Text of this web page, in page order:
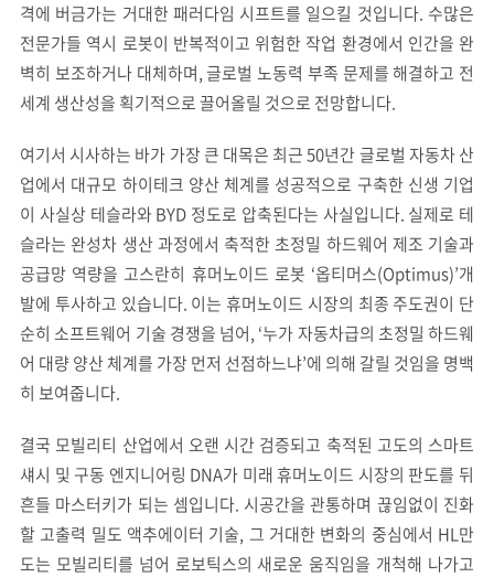
격에 버금가는 거대한 패러다임 시프트를 일으킬 것입니다. 수많은
전문가들 역시 로봇이 반복적이고 위험한 작업 환경에서 인간을 완
벽히 보조하거나 대체하며, 글로벌 노동력 부족 문제를 해결하고 전
세계 생산성을 획기적으로 끌어올릴 것으로 전망합니다.
여기서 시사하는 바가 가장 큰 대목은 최근 50년간 글로벌 자동차 산
업에서 대규모 하이테크 양산 체계를 성공적으로 구축한 신생 기업
이 사실상 테슬라와 BYD 정도로 압축된다는 사실입니다. 실제로 테
슬라는 완성차 생산 과정에서 축적한 초정밀 하드웨어 제조 기술과
공급망 역량을 고스란히 휴머노이드 로봇 ‘옵티머스(Optimus)’개
발에 투사하고 있습니다. 이는 휴머노이드 시장의 최종 주도권이 단
순히 소프트웨어 기술 경쟁을 넘어, ‘누가 자동차급의 초정밀 하드웨
어 대량 양산 체계를 가장 먼저 선점하느냐’에 의해 갈릴 것임을 명백
히 보여줍니다.
결국 모빌리티 산업에서 오랜 시간 검증되고 축적된 고도의 스마트
섀시 및 구동 엔지니어링 DNA가 미래 휴머노이드 시장의 판도를 뒤
흔들 마스터키가 되는 셈입니다. 시공간을 관통하며 끊임없이 진화
할 고출력 밀도 액추에이터 기술, 그 거대한 변화의 중심에서 HL만
도는 모빌리티를 넘어 로보틱스의 새로운 움직임을 개척해 나가고